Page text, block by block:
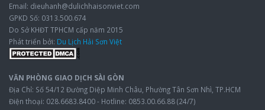
Email: dieuhanh@dulichhaisonviet.com
GPKD Số: 0313.500.674
Do Sở KHĐT TPHCM cấp năm 2015
Phát triển bởi: Du Lịch Hải Sơn Việt
VĂN PHÒNG GIAO DỊCH SÀI GÒN
Địa Chỉ: Số 54/12 Đường Diệp Minh Châu, Phường Tân Sơn Nhì, TP.HCM
Điện thoại: 028.6683.8400 - Hotline: 0853.00.66.88 (24/7)